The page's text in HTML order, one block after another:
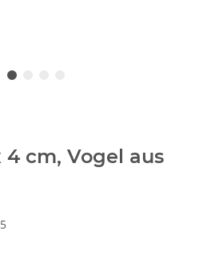
4 cm, Vogel aus